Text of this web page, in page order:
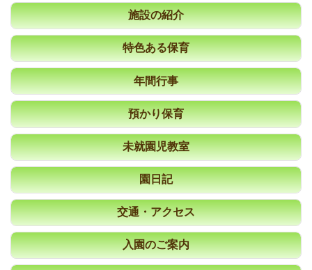
施設の紹介
特色ある保育
年間行事
預かり保育
未就園児教室
園日記
交通・アクセス
入園のご案内